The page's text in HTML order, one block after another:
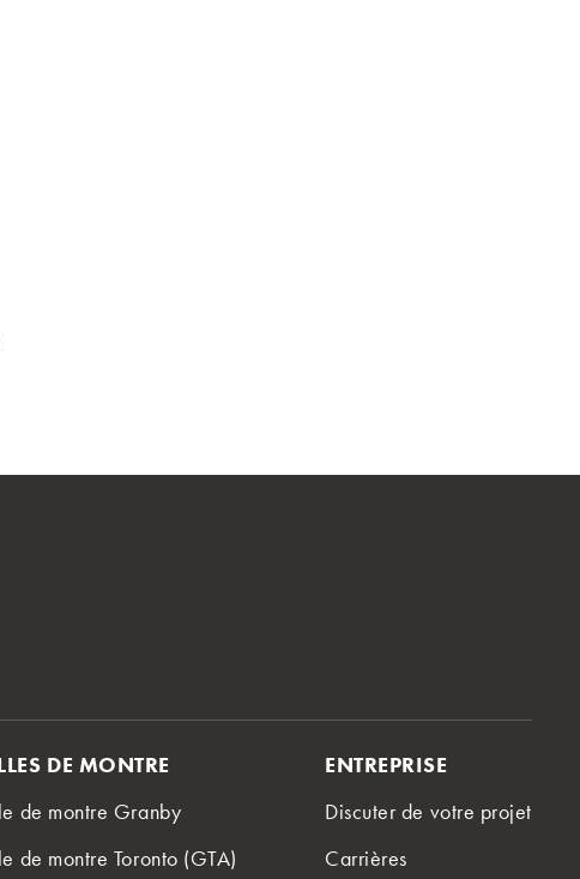
DE MONTRE
de montre Granby
de montre Toronto (GTA)
ENTREPRISE
Discuter de votre projet
Carrières